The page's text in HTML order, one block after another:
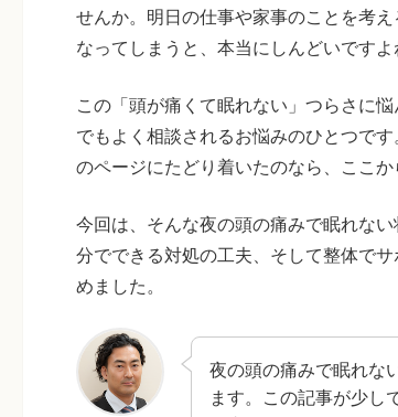
せんか。明日の仕事や家事のことを考
なってしまうと、本当にしんどいですよ
この「頭が痛くて眠れない」つらさに
でもよく相談されるお悩みのひとつで
のページにたどり着いたのなら、ここ
今回は、そんな夜の頭の痛みで眠れな
分でできる対処の工夫、そして整体で
めました。
夜の頭の痛みで眠れな
ます。この記事が少し